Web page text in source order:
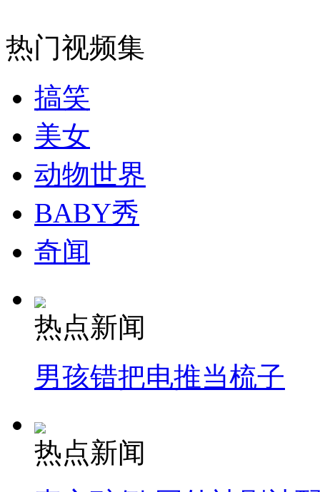
走！跟着总书记去植树
花炮节热闹非凡
司机酒驾遇交警 急速倒车逃窜
热门视频集
搞笑
美女
动物世界
BABY秀
奇闻
热点新闻
男孩错把电推当梳子
热点新闻